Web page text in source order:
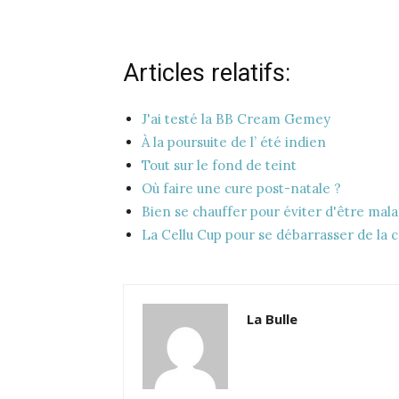
Articles relatifs:
J'ai testé la BB Cream Gemey
À la poursuite de l’ été indien
Tout sur le fond de teint
Où faire une cure post-natale ?
Bien se chauffer pour éviter d'être
La Cellu Cup pour se débarrasser de la
La Bulle